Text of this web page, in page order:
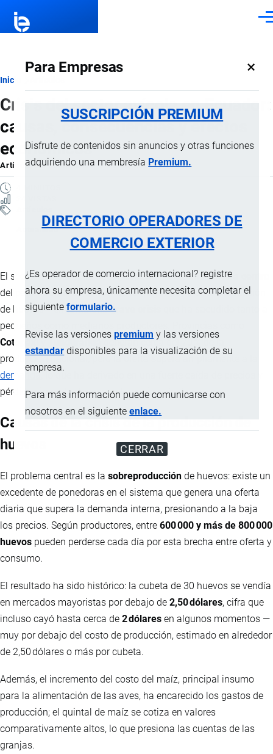
Para Empresas ×
SUSCRIPCIÓN PREMIUM
Disfrute de contenidos sin anuncios y otras funciones
adquiriendo una membresía Premium.
DIRECTORIO OPERADORES DE
COMERCIO EXTERIOR
¿Es operador de comercio internacional? registre
ahora su empresa, únicamente necesita completar el
siguienteformulario.
Revise las versionespremium y las versiones
estandar disponibles para la visualización de su
empresa.
Para más información puede comunicarse con
nosotros en el siguienteenlace.
CERRAR
Ruta
de
navegación
Inicio
Crisis del sector avícola en Ecuador:
causas, consecuencias y efectos
económicos
ArtículoporJaime Mise, 5 Marzo, 2026
Actualidad
El sector avícola de Ecuador, especialmente en laSierra centro
del país —donde se concentra la mayor parte de la producción
de huevos— enfrenta unagrave crisis
pequeños como medianos productores. Provincias como
Cotopaxi
generan cerca del 70 % de la
producción nacional, pero la oferta supera ampliamente a la
demanda
pérdidas importantes para el gremio avícola.
Causas de la crisis de la producción de
huevos
El problema central es la sobreproducción de huevos: existe un
excedente de ponedoras en el sistema que genera una oferta
diaria que supera la demanda interna, presionando a la baja
los precios. Según productores, entre 600 000 y más de 800 000
huevos pueden perderse cada día por esta brecha entre oferta y
consumo.
El resultado ha sido histórico: la cubeta de 30 huevos se vendía
en mercados mayoristas por debajo de 2,50 dólares, cifra que
incluso cayó hasta cerca de 2 dólares en algunos momentos —
muy por debajo del costo de producción, estimado en alrededor
de 2,50 dólares o más por cubeta.
Además, el incremento del costo del maíz, principal insumo
para la alimentación de las aves, ha encarecido los gastos de
producción; el quintal de maíz se cotiza en valores
comparativamente altos, lo que presiona las cuentas de las
granjas.